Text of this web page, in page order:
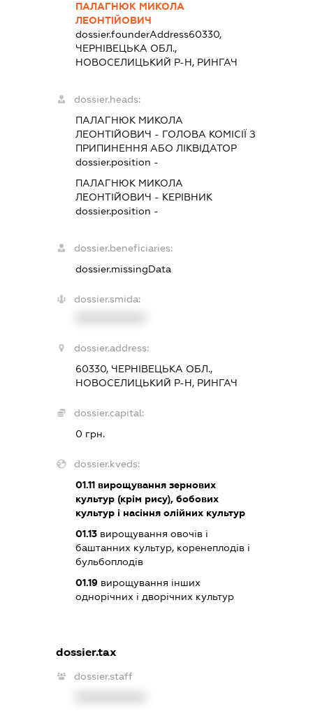
ПАЛАГНЮК МИКОЛА
ЛЕОНТІЙОВИЧ
dossier.founderAddress60330,
ЧЕРНІВЕЦЬКА ОБЛ.,
НОВОСЕЛИЦЬКИЙ Р-Н, РИНГАЧ
dossier.heads:
ПАЛАГНЮК МИКОЛА
ЛЕОНТІЙОВИЧ - ГОЛОВА КОМІСІЇ З
ПРИПИНЕННЯ АБО ЛІКВІДАТОР
dossier.position -
ПАЛАГНЮК МИКОЛА
ЛЕОНТІЙОВИЧ - КЕРІВНИК
dossier.position -
dossier.beneficiaries:
dossier.missingData
dossier.smida:
dossier.address:
60330, ЧЕРНІВЕЦЬКА ОБЛ.,
НОВОСЕЛИЦЬКИЙ Р-Н, РИНГАЧ
dossier.capital:
0 грн.
dossier.kveds:
01.11 вирощування зернових
культур (крім рису), бобових
культур і насіння олійних культур
01.13 вирощування овочів і
баштанних культур, коренеплодів і
бульбоплодів
01.19 вирощування інших
однорічних і дворічних культур
dossier.tax
dossier.staff